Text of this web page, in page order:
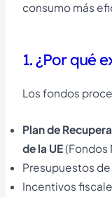
consumo más
1. ¿Por qué
Los fondos
Plan de
de la UE(Fondos
Presupuestos
Incentivos